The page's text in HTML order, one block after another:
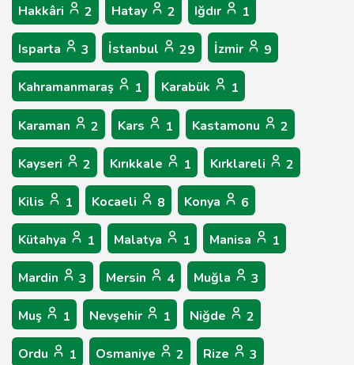
Hakkâri 2 Hatay 2 Iğdır 1
Isparta 3 İstanbul 29 İzmir 9
Kahramanmaraş 1 Karabük 1
Karaman 2 Kars 1 Kastamonu 2
Kayseri 2 Kırıkkale 1 Kırklareli 2
Kilis 1 Kocaeli 8 Konya 6
Kütahya 1 Malatya 1 Manisa 1
Mardin 3 Mersin 4 Muğla 3
Muş 1 Nevşehir 1 Niğde 2
Ordu 1 Osmaniye 2 Rize 3